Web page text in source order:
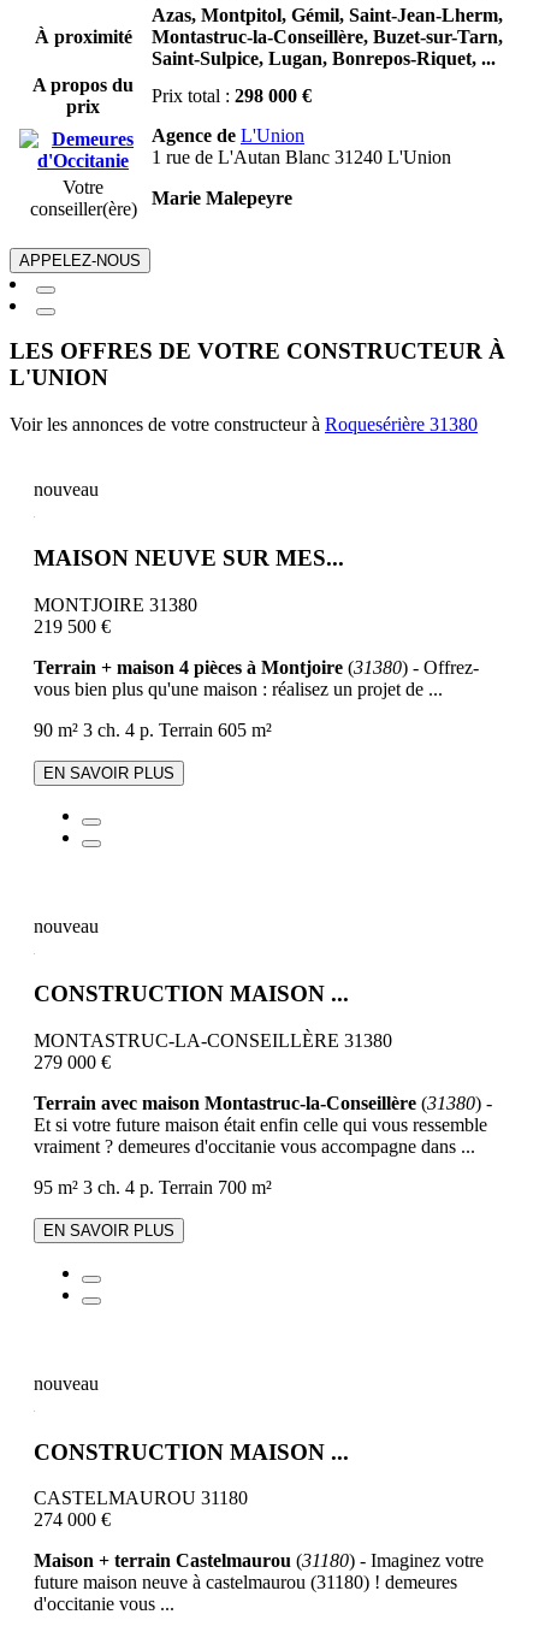
À proximité
Azas, Montpitol, Gémil, Saint-Jean-Lherm,
Montastruc-la-Conseillère, Buzet-sur-Tarn,
Saint-Sulpice, Lugan, Bonrepos-Riquet, ...
A propos du
prix
Prix total : 298 000 €
Agence de L'Union
1 rue de L'Autan Blanc 31240 L'Union
Votre
conseiller(ère)
Marie Malepeyre
APPELEZ-NOUS
LES OFFRES DE VOTRE CONSTRUCTEUR À
L'UNION
Voir les annonces de votre constructeur à Roquesérière 31380
nouveau
MAISON NEUVE SUR MES...
MONTJOIRE 31380
219 500 €
Terrain + maison 4 pièces à Montjoire (31380) - Offrez-
vous bien plus qu'une maison : réalisez un projet de ...
90 m² 3 ch. 4 p. Terrain 605 m²
EN SAVOIR PLUS
nouveau
CONSTRUCTION MAISON ...
MONTASTRUC-LA-CONSEILLÈRE 31380
279 000 €
Terrain avec maison Montastruc-la-Conseillère (31380) -
Et si votre future maison était enfin celle qui vous ressemble
vraiment ? demeures d'occitanie vous accompagne dans ...
95 m² 3 ch. 4 p. Terrain 700 m²
EN SAVOIR PLUS
nouveau
CONSTRUCTION MAISON ...
CASTELMAUROU 31180
274 000 €
Maison + terrain Castelmaurou (31180) - Imaginez votre
future maison neuve à castelmaurou (31180) ! demeures
d'occitanie vous ...